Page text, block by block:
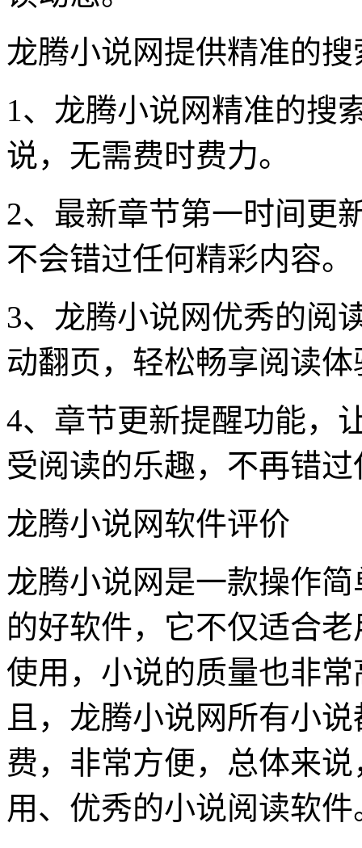
龙腾小说网提供精准的搜
1、龙腾小说网精准的搜
说，无需费时费力。
2、最新章节第一时间更
不会错过任何精彩内容。
3、龙腾小说网优秀的阅
动翻页，轻松畅享阅读体
4、章节更新提醒功能，
受阅读的乐趣，不再错
龙腾小说网软件评价
龙腾小说网是一款操作
的好软件，它不仅适合
使用，小说的质量也非
且，龙腾小说网所有小
费，非常方便，总体来
用、优秀的小说阅读软件